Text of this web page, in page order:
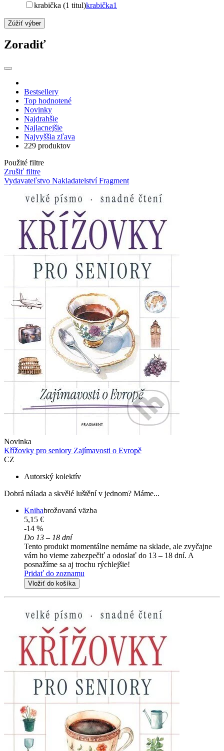
krabička (1 titul)krabička1
Zúžiť výber
Zoradiť
Bestsellery
Top hodnotené
Novinky
Najdrahšie
Najlacnejšie
Najvyššia zľava
229 produktov
Použité filtre
Zrušiť filtre
Vydavateľstvo Nakladatelství Fragment
Novinka
Křížovky pro seniory Zajímavosti o Evropě
CZ
Autorský kolektív
Dobrá nálada a skvělé luštění v jednom? Máme...
Knihabrožovaná väzba
5,15 €
-14 %
Do 13 – 18 dní
Tento produkt momentálne nemáme na sklade, ale zvyčajne
vám ho vieme zabezpečiť a odoslať do 13 – 18 dní. A
posnažíme sa aj trochu rýchlejšie!
Pridať do zoznamu
Vložiť do košíka